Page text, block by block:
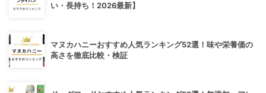
い・長持ち！2026最新】
マヌカハニーおすすめ人気ランキング52選！味や栄養価の
高さを徹底比較・検証